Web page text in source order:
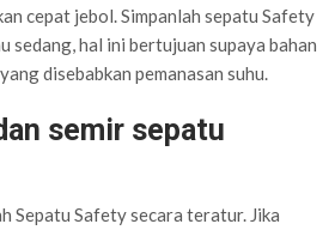
cepat jebol. Simpanlah sepatu Safety
sedang, hal ini bertujuan supaya bahan
disebabkan pemanasan suhu.
semir sepatu
Sepatu Safety secara teratur. Jika